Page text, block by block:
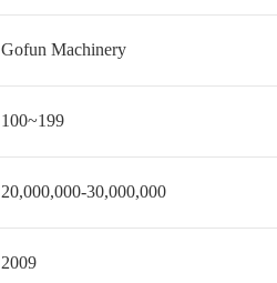
Gofun Machinery
100~199
20,000,000-30,000,000
2009